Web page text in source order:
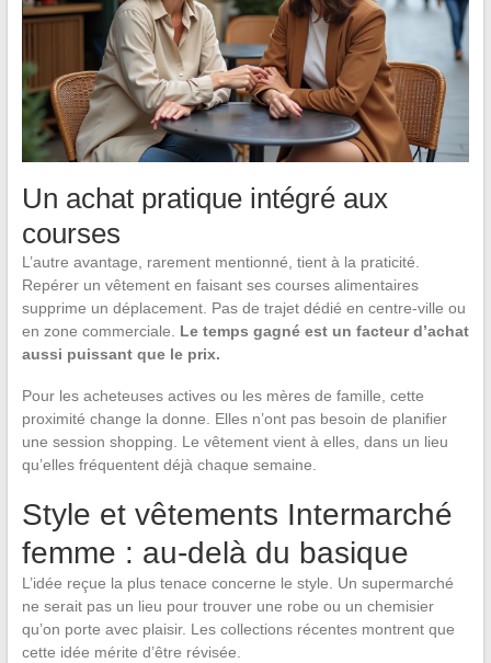
Un achat pratique intégré aux
courses
L’autre avantage, rarement mentionné, tient à la praticité.
Repérer un vêtement en faisant ses courses alimentaires
supprime un déplacement. Pas de trajet dédié en centre-ville ou
en zone commerciale. Le temps gagné est un facteur d’achat
aussi puissant que le prix.
Pour les acheteuses actives ou les mères de famille, cette
proximité change la donne. Elles n’ont pas besoin de planifier
une session shopping. Le vêtement vient à elles, dans un lieu
qu’elles fréquentent déjà chaque semaine.
Style et vêtements Intermarché
femme : au-delà du basique
L’idée reçue la plus tenace concerne le style. Un supermarché
ne serait pas un lieu pour trouver une robe ou un chemisier
qu’on porte avec plaisir. Les collections récentes montrent que
cette idée mérite d’être révisée.